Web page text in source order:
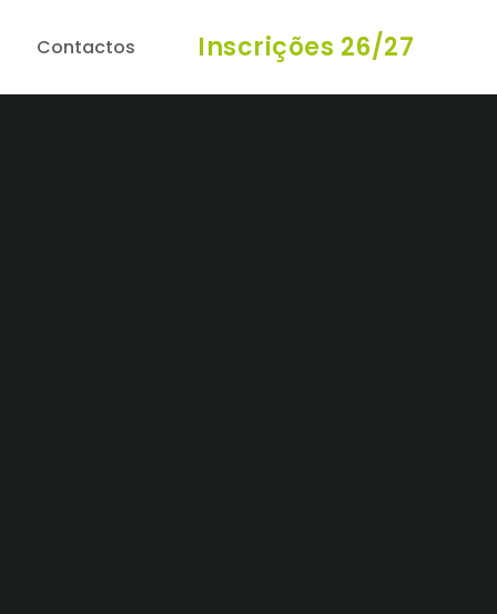
Contactos Inscrições 26/27